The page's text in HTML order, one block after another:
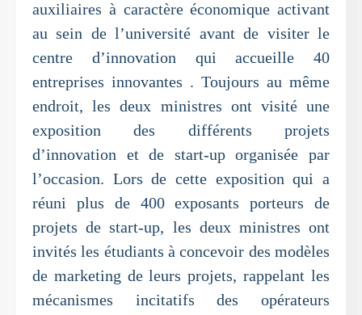
auxiliaires à caractère économique activant
au sein de l’université avant de visiter le
centre d’innovation qui accueille 40
entreprises innovantes . Toujours au même
endroit, les deux ministres ont visité une
exposition des différents projets
d’innovation et de start-up organisée par
l’occasion. Lors de cette exposition qui a
réuni plus de 400 exposants porteurs de
projets de start-up, les deux ministres ont
invités les étudiants à concevoir des modèles
de marketing de leurs projets, rappelant les
mécanismes incitatifs des opérateurs